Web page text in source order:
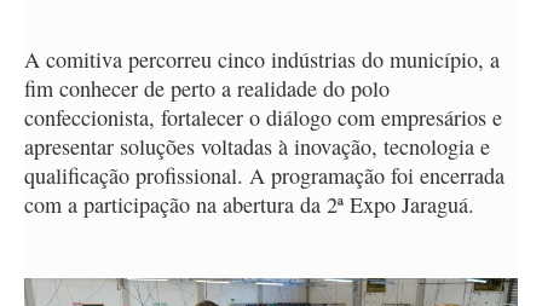
A comitiva percorreu cinco indústrias do município, a
fim conhecer de perto a realidade do polo
confeccionista, fortalecer o diálogo com empresários e
apresentar soluções voltadas à inovação, tecnologia e
qualificação profissional. A programação foi encerrada
com a participação na abertura da 2ª Expo Jaraguá.